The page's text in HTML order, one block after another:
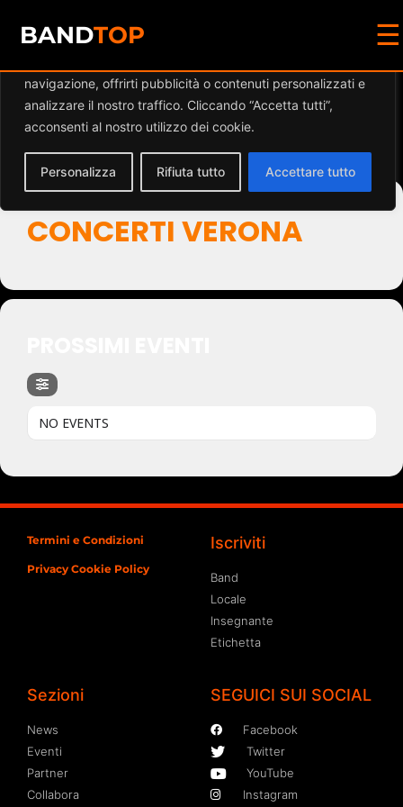
Diamo valore alla tua privacy
navigazione, offrirti pubblicità o contenuti personalizzati e
analizzare il nostro traffico. Cliccando “Accetta tutti”,
acconsenti al nostro utilizzo dei cookie.
Personalizza Rifiuta tutto Accettare tutto
BANDTOP ☰
Events by Event Type
CONCERTI VERONA
NO EVENTS
Termini e Condizioni
Privacy Cookie Policy
Iscriviti
Band
Locale
Insegnante
Etichetta
Sezioni
News
Eventi
Partner
Collabora
SEGUICI SUI SOCIAL
Facebook
Twitter
YouTube
Instagram